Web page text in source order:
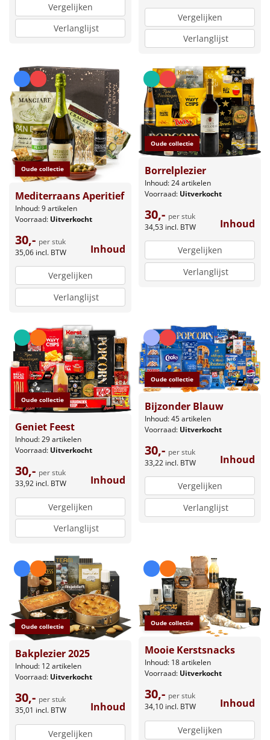
Vergelijken
Verlanglijst
Vergelijken
Verlanglijst
Oude collectie
Mediterraans Aperitief
Inhoud: 9 artikelen
Voorraad: Uitverkocht
30,- per stuk
35,06 incl. BTW Inhoud
Vergelijken
Verlanglijst
Oude collectie
Borrelplezier
Inhoud: 24 artikelen
Voorraad: Uitverkocht
30,- per stuk
34,53 incl. BTW Inhoud
Vergelijken
Verlanglijst
Oude collectie
Geniet Feest
Inhoud: 29 artikelen
Voorraad: Uitverkocht
30,- per stuk
33,92 incl. BTW Inhoud
Vergelijken
Verlanglijst
Oude collectie
Bijzonder Blauw
Inhoud: 45 artikelen
Voorraad: Uitverkocht
30,- per stuk
33,22 incl. BTW Inhoud
Vergelijken
Verlanglijst
Oude collectie
Bakplezier 2025
Inhoud: 12 artikelen
Voorraad: Uitverkocht
30,- per stuk
35,01 incl. BTW Inhoud
Vergelijken
Oude collectie
Mooie Kerstsnacks
Inhoud: 18 artikelen
Voorraad: Uitverkocht
30,- per stuk
34,10 incl. BTW Inhoud
Vergelijken